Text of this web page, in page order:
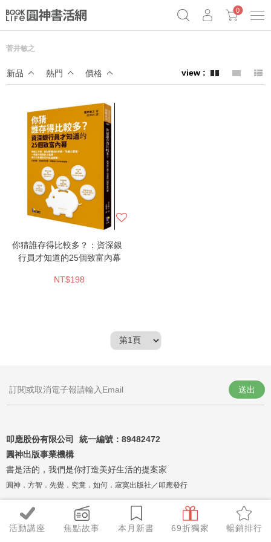
Netflix話題章魚小說！
0
活動講座 焦點故事 本月新書 69折獨家 暢銷排行
菅井敏之
新品 熱門 價格
你猜誰存得比較多？：資深銀
行員才知道的25個致富內幕
NT$198
叩應股份有限公司 統一編號： 89482472
圓神出版事業機構
書是活的，我們是你打造美好生活的提案家
圓神．方智．先覺．究竟．如何．寂寞出版社／叩應發行
送出